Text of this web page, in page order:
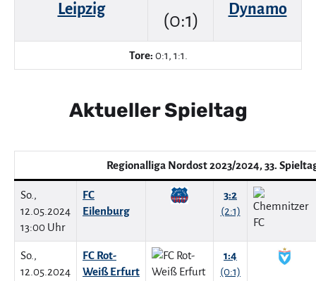
Leipzig
(0:1)
Dynamo
Tore: 0:1, 1:1.
Aktueller Spieltag
Regionalliga Nordost 2023/2024, 33.
So.,
12.05.2024
13:00 Uhr
FC
Eilenburg
3:2
(2:1)
So.,
12.05.2024
FC Rot-
Weiß Erfurt
1:4
(0:1)